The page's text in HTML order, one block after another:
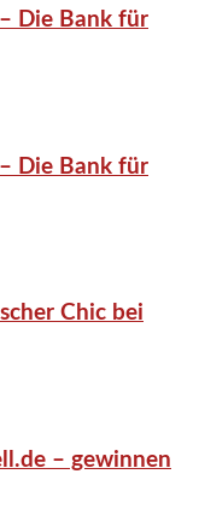
Die Bank für
Die Bank für
Chic bei
– gewinnen